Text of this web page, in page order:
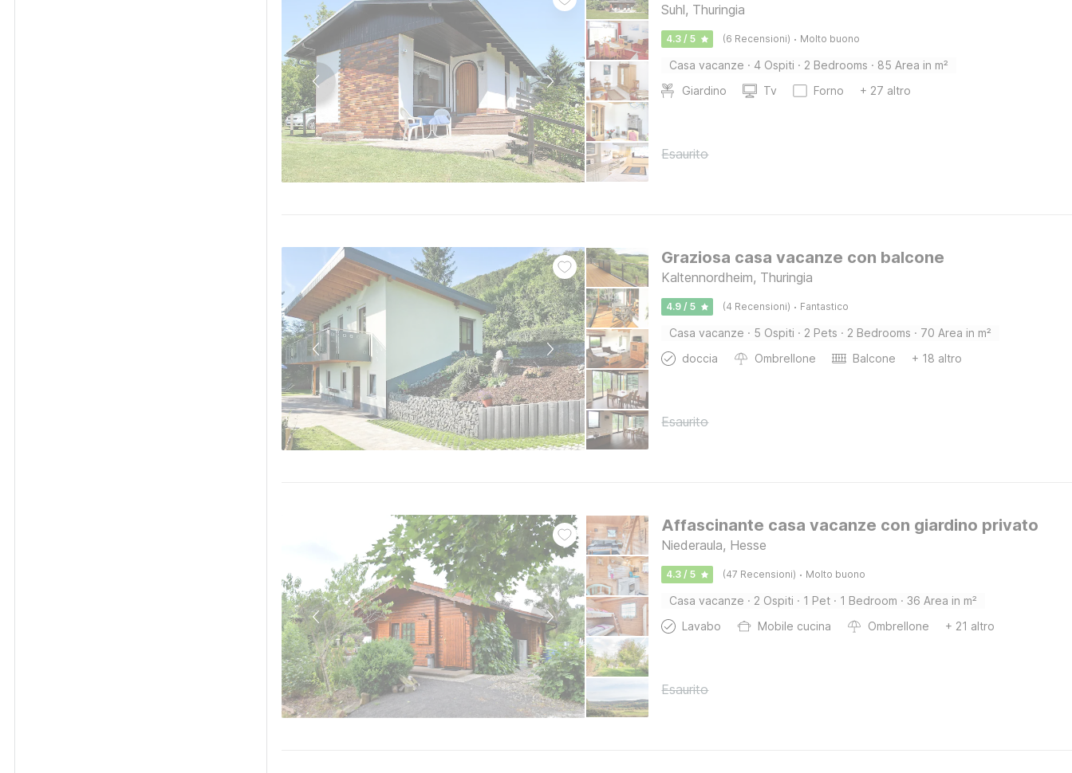
Suhl, Thuringia
4.3 / 5 (6 Recensioni) · Molto buono
Casa vacanze · 4 Ospiti · 2 Bedrooms · 85 Area in m²
Giardino
Tv Forno + 27 altro
Esaurito
Graziosa casa vacanze con balcone
Kaltennordheim, Thuringia
4.9 / 5 (4 Recensioni) · Fantastico
Casa vacanze · 5 Ospiti · 2 Pets · 2 Bedrooms · 70 Area in m²
doccia
Ombrellone Balcone + 18 altro
Esaurito
Affascinante casa vacanze con giardino privato
Niederaula, Hesse
4.3 / 5 (47 Recensioni) · Molto buono
Casa vacanze · 2 Ospiti · 1 Pet · 1 Bedroom · 36 Area in m²
Lavabo
Mobile cucina Ombrellone + 21 altro
Esaurito